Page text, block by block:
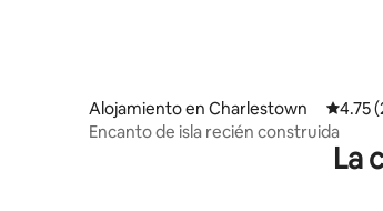
Alojamiento en Charlestown
4.75
Encanto de isla recién construida
La